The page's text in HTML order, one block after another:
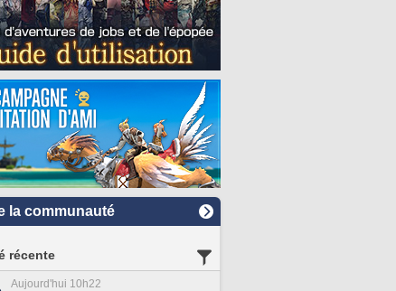
la communauté
récente
Aujourd'hui 10h22